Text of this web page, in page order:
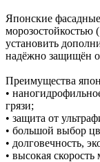
Японские
морозостойкостью
установить
надёжно защищён
Преимущества
•
грязи;
• защита от
• большой выбор
• долговечность,
• высокая